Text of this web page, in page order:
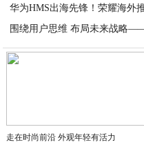
华为HMS出海先锋！荣耀海外
围绕用户思维 布局未来战略
走在时尚前沿 外观年轻有活力